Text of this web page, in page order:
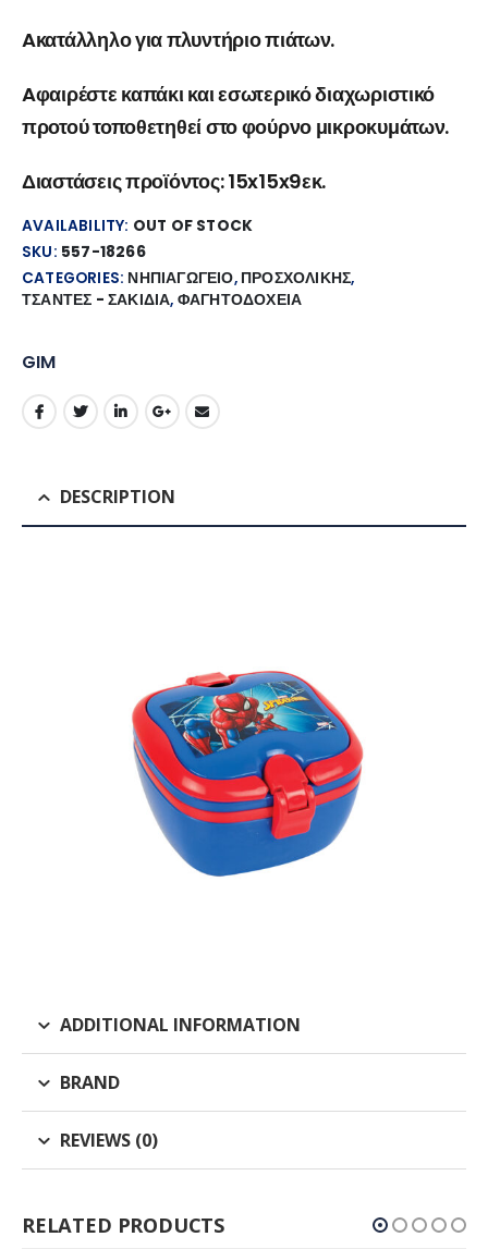
Aκατάλληλο για πλυντήριο πιάτων.
Aφαιρέστε καπάκι και εσωτερικό διαχωριστικό
προτού τοποθετηθεί στο φούρνο μικροκυμάτων.
Διαστάσεις προϊόντος: 15x15x9εκ.
AVAILABILITY: OUT OF STOCK
SKU: 557-18266
CATEGORIES: ΝΗΠΙΑΓΩΓΕΙΟ, ΠΡΟΣΧΟΛΙΚΗΣ,
ΤΣΑΝΤΕΣ - ΣΑΚΙΔΙΑ, ΦΑΓΗΤΟΔΟΧΕΙΑ
GIM
DESCRIPTION
ADDITIONAL INFORMATION
BRAND
REVIEWS (0)
RELATED PRODUCTS